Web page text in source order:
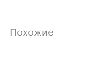
Похожие